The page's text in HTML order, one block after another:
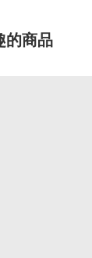
的商品